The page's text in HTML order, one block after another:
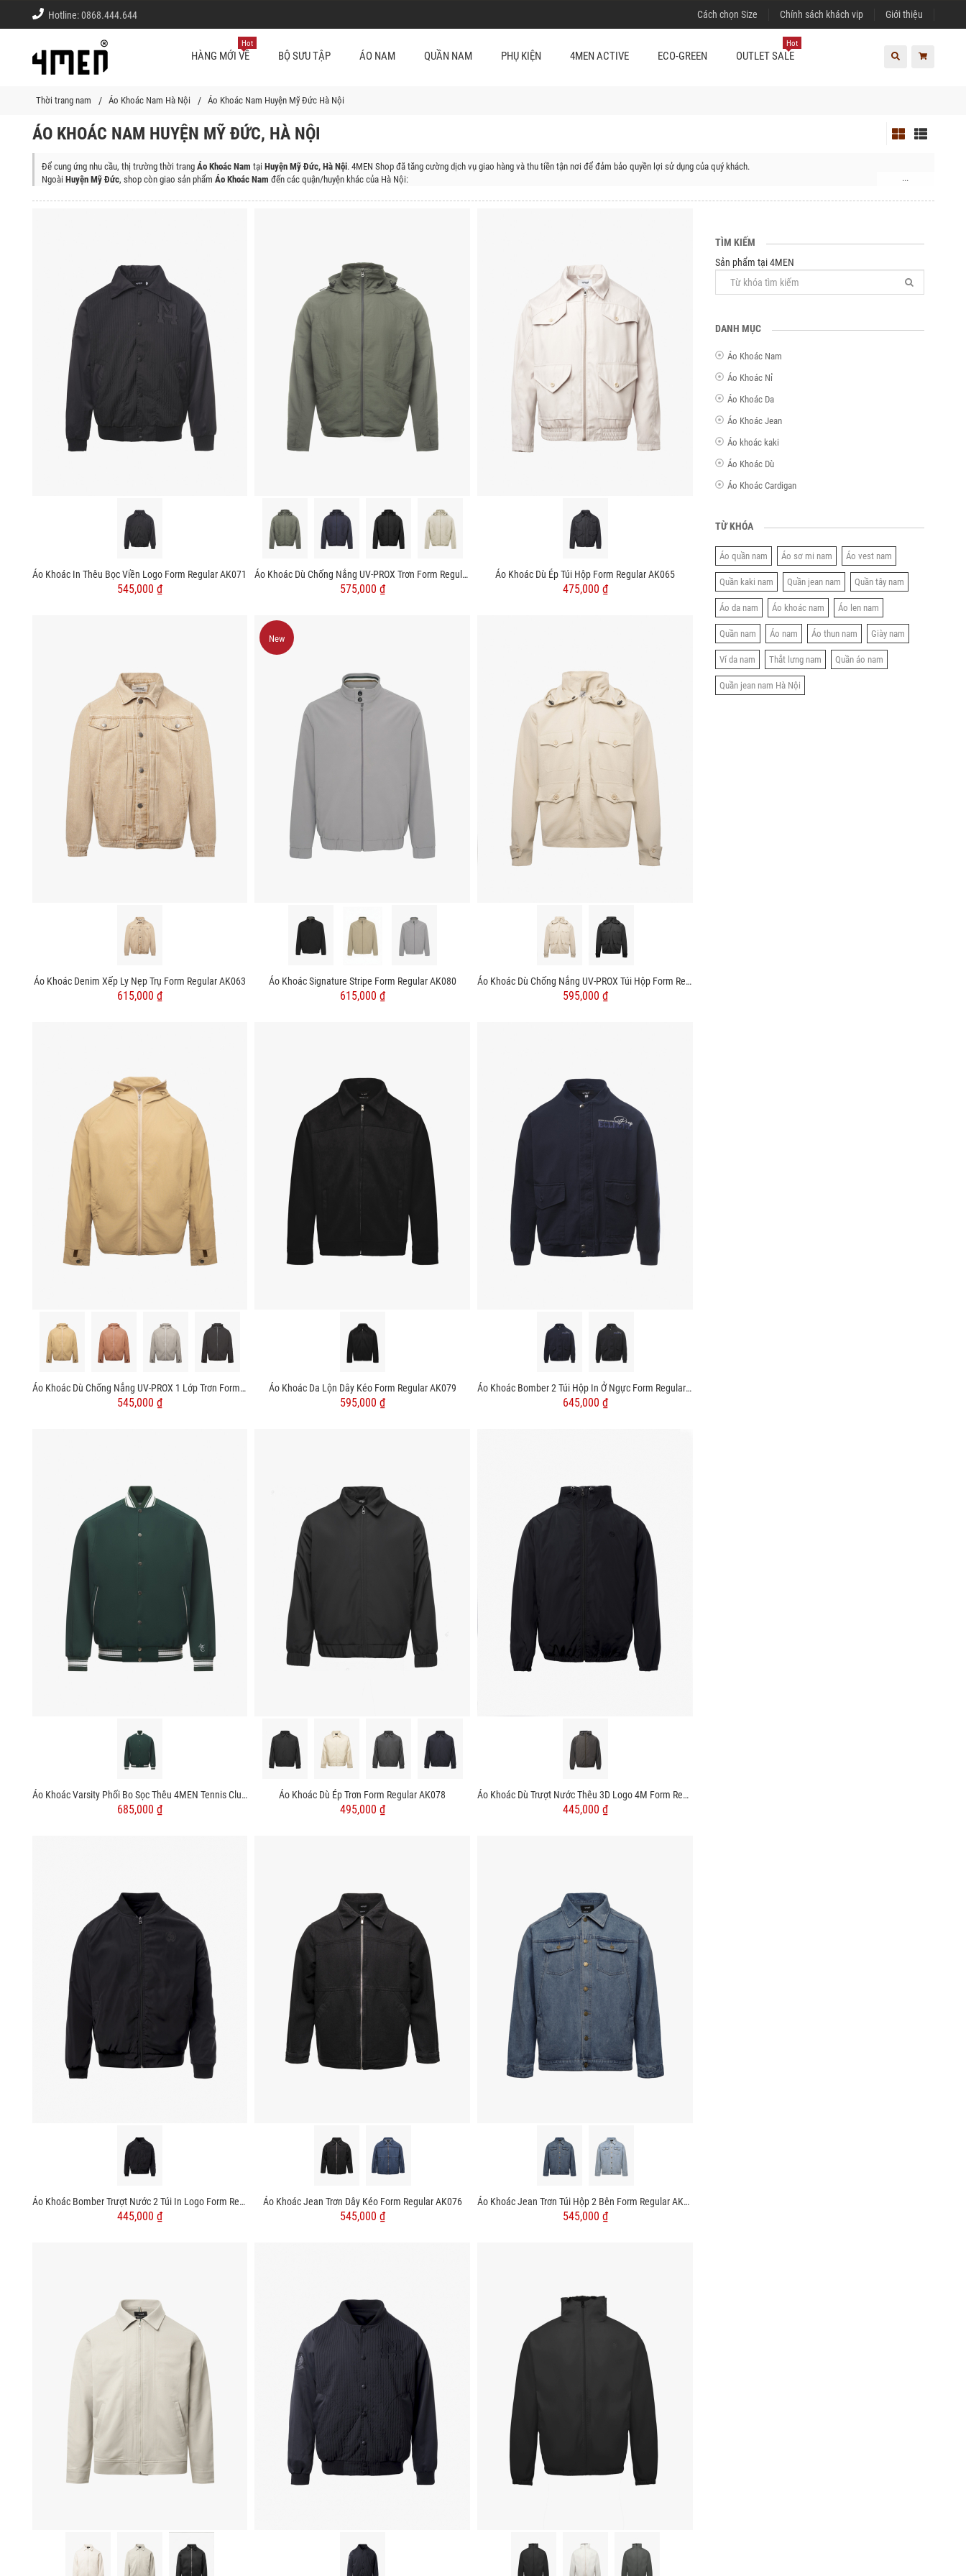
Hotline:0868.444.644 Cách chọn Size Chính sách khách vip Giới thiệu
HÀNG MỚI VỀ
Hot
BỘ SƯU TẬP ÁO NAM QUẦN NAM PHỤ KIỆN 4MEN ACTIVE ECO-GREEN OUTLET SALE
Hot
Thời trang nam Áo Khoác Nam Hà Nội Áo Khoác Nam Huyện Mỹ Đức Hà Nội
ÁO KHOÁC NAM HUYỆN MỸ ĐỨC, HÀ NỘI
Để cung ứng nhu cầu, thị trường thời trang Áo Khoác Nam tại Huyện Mỹ Đức, Hà Nội. 4MEN Shop đã tăng cường dịch vụ giao hàng và thu tiền tận nơi để đảm bảo quyền lợi sử dụng của quý khách.
Ngoài Huyện Mỹ Đức, shop còn giao sản phẩm Áo Khoác Nam đến các quận/huyện khác của Hà Nội:
...
Áo Khoác In Thêu Bọc Viền Logo Form Regular AK071
545,000 ₫
Áo Khoác Dù Chống Nắng UV-PROX Trơn Form Regular AK074
575,000 ₫
Áo Khoác Dù Ép Túi Hộp Form Regular AK065
475,000 ₫
Áo Khoác Denim Xếp Ly Nẹp Trụ Form Regular AK063
615,000 ₫
New
Áo Khoác Signature Stripe Form Regular AK080
615,000 ₫
Áo Khoác Dù Chống Nắng UV-PROX Túi Hộp Form Regular AK073
595,000 ₫
Áo Khoác Dù Chống Nắng UV-PROX 1 Lớp Trơn Form Regular AK072
545,000 ₫
Áo Khoác Da Lộn Dây Kéo Form Regular AK079
595,000 ₫
Áo Khoác Bomber 2 Túi Hộp In Ở Ngực Form Regular AK064
645,000 ₫
Áo Khoác Varsity Phối Bo Sọc Thêu 4MEN Tennis Club Form Regular AK059
685,000 ₫
Áo Khoác Dù Ép Trơn Form Regular AK078
495,000 ₫
Áo Khoác Dù Trượt Nước Thêu 3D Logo 4M Form Regular AK069
445,000 ₫
Áo Khoác Bomber Trượt Nước 2 Túi In Logo Form Regular AK066
445,000 ₫
Áo Khoác Jean Trơn Dây Kéo Form Regular AK076
545,000 ₫
Áo Khoác Jean Trơn Túi Hộp 2 Bên Form Regular AK077
545,000 ₫
TÌM KIẾM
Sản phẩm tại 4MEN
DANH MỤC
Áo Khoác Nam
Áo Khoác Nỉ
Áo Khoác Da
Áo Khoác Jean
Áo khoác kaki
Áo Khoác Dù
Áo Khoác Cardigan
TỪ KHÓA
Áo quần nam Áo sơ mi nam Áo vest nam
Quần kaki nam Quần jean nam Quần tây nam
Áo da nam Áo khoác nam Áo len nam
Quần nam Áo nam Áo thun nam Giày nam
Ví da nam Thắt lưng nam Quần áo nam
Quần jean nam Hà Nội